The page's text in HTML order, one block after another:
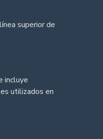
superior de
incluye
utilizados en